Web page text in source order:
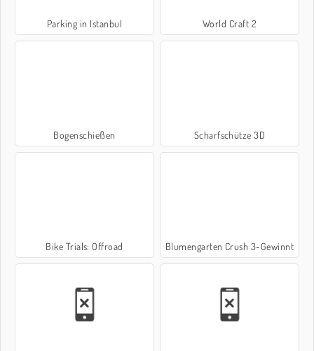
Parking in Istanbul World Craft 2
Bogenschießen Scharfschütze 3D
Bike Trials: Offroad Blumengarten Crush 3-Gewinnt